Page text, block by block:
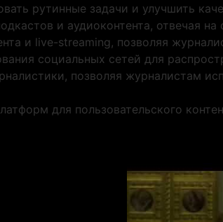
рутинные задачи и улучшить
и аудиоконтента, отвечая
и live-streaming, позволяя
социальных сетей для
позволяя журналистам
для пользовательского